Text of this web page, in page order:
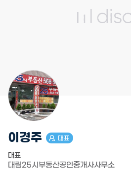
이경주 대표
대표
대림25시부동산공인중개사사무소